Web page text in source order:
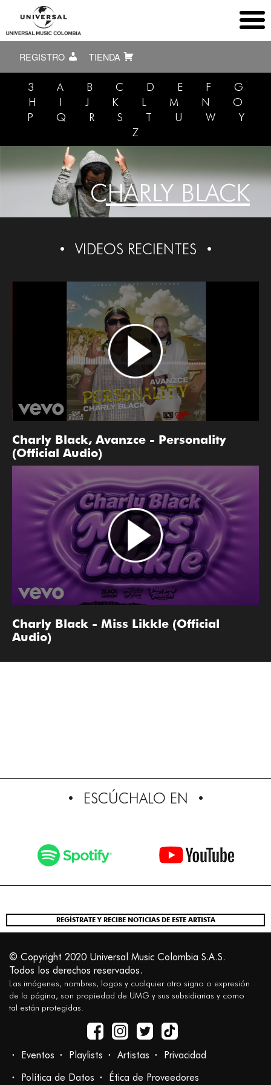
REGISTRO TIENDA
3 A B C D E F
G
H
I J K L M N
O
P
Q R S T U W
Y
Z
CHARLY BLACK
VIDEOS RECIENTES
Charly Black, Avanzce - Personality
(Official Audio)
Charly Black - Miss Likkle (Official
Audio)
ESCÚCHALO EN
REGÍSTRATE Y RECIBE NOTICIAS DE ESTE ARTISTA
© Copyright 2020 Universal Music Colombia S.A.S.
Todos los derechos reservados.
Las imágenes, nombres, logos y cualquier otro signo o expresión
de la página, son propiedad de UMG y sus subsidiarias y como
tal están protegidas.
Eventos Playlists Artistas
Privacidad
Política de Datos
Ética de Proveedores